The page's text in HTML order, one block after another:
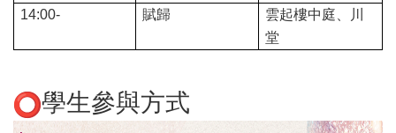
14:00-
賦歸
雲起樓中庭、川
堂
學生參與方式